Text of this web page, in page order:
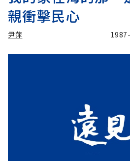
親衝擊民心
尹萍